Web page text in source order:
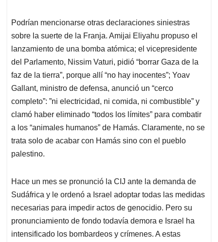
Podrían mencionarse otras declaraciones siniestras
sobre la suerte de la Franja. Amijai Eliyahu propuso el
lanzamiento de una bomba atómica; el vicepresidente
del Parlamento, Nissim Vaturi, pidió “borrar Gaza de la
faz de la tierra”, porque allí “no hay inocentes”; Yoav
Gallant, ministro de defensa, anunció un “cerco
completo”: ”ni electricidad, ni comida, ni combustible” y
clamó haber eliminado “todos los límites” para combatir
a los “animales humanos” de Hamás. Claramente, no se
trata solo de acabar con Hamás sino con el pueblo
palestino.
Hace un mes se pronunció la CIJ ante la demanda de
Sudáfrica y le ordenó a Israel adoptar todas las medidas
necesarias para impedir actos de genocidio. Pero su
pronunciamiento de fondo todavía demora e Israel ha
intensificado los bombardeos y crímenes. A estas